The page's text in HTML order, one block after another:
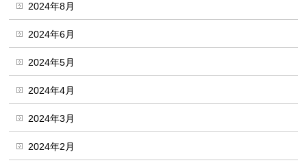
2024年8月
2024年6月
2024年5月
2024年4月
2024年3月
2024年2月